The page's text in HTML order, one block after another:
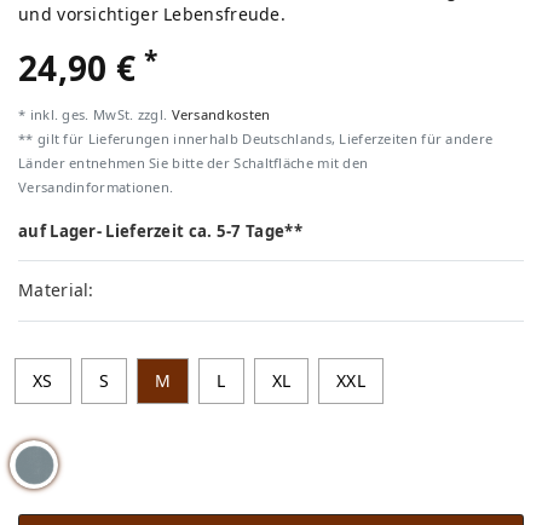
und vorsichtiger Lebensfreude.
24,90 €*
* inkl. ges. MwSt. zzgl. Versandkosten
** gilt für Lieferungen innerhalb Deutschlands, Lieferzeiten für andere
Länder entnehmen Sie bitte der Schaltfläche mit den
Versandinformationen.
auf Lager- Lieferzeit ca. 5-7 Tage**
Material:
XS S M L XL XXL